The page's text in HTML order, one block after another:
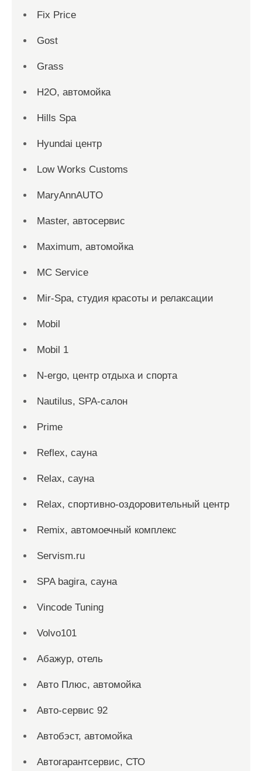
Fix Price
Gost
Grass
H2O, автомойка
Hills Spa
Hyundai центр
Low Works Customs
MaryAnnAUTO
Master, автосервис
Maximum, автомойка
MC Service
Mir-Spa, студия красоты и релаксации
Mobil
Mobil 1
N-ergo, центр отдыха и спорта
Nautilus, SPA-салон
Prime
Reflex, сауна
Relax, сауна
Relax, спортивно-оздоровительный центр
Remix, автомоечный комплекс
Servism.ru
SPA bagira, сауна
Vincode Tuning
Volvo101
Абажур, отель
Авто Плюс, автомойка
Авто-сервис 92
Автобэст, автомойка
Автогарантсервис, СТО